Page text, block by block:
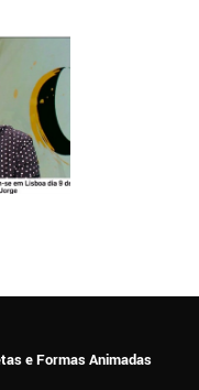
e Formas Animadas